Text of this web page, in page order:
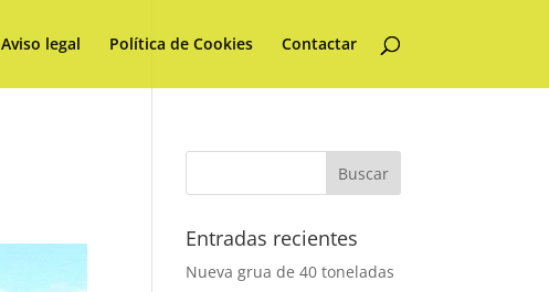
Aviso legal Política de Cookies Contactar
Entradas recientes
Nueva grua de 40 toneladas